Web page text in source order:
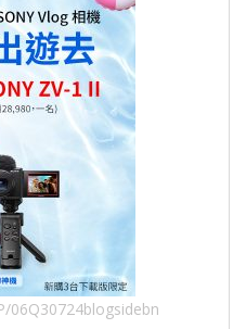
06Q30724blogsidebn